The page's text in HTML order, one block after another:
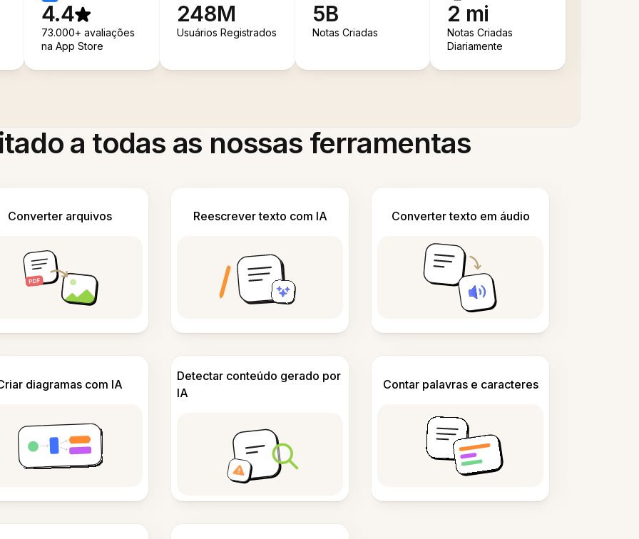
4.4
73.000+ avaliações
na App Store
248M
Usuários Registrados
5B
Notas Criadas
2 mi
Notas Criadas
Diariamente
a todas as nossas ferramentas
Converter arquivos Reescrever texto com IA Converter texto em áudio
diagramas com IA
Detectar conteúdo gerado por
IA
Contar palavras e caracteres